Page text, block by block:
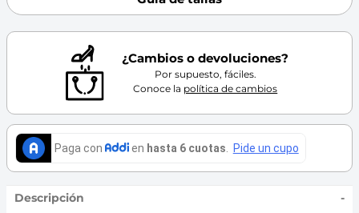
¿Cambios o devoluciones?
Por supuesto, fáciles.
Conoce la política de cambios
Descripción -